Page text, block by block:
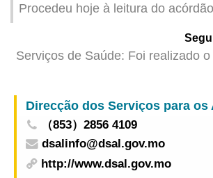
Procedeu hoje à leitura do
penal em que está envolvido um
Serviços de Saúde: Foi realizado o
domésticos, com a participação
pessoas（853）2856 4109
dsalinfo@dsal.gov.mo
http://www.dsal.gov.mo